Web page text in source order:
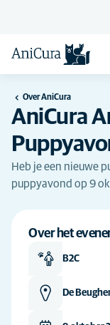
Over AniCura
AniCura
Heb je een nieuwe
puppyavond op 9
Over het
B2C
De